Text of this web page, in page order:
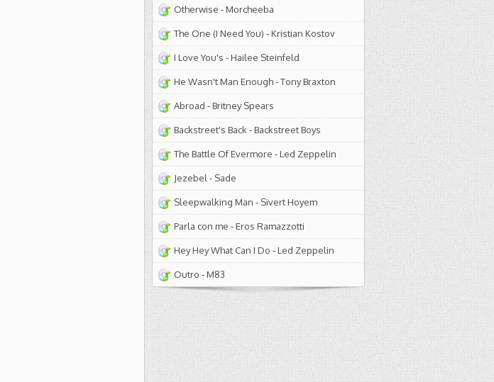
Otherwise -Morcheeba
The One (I Need You) -Kristian Kostov
I Love You's -Hailee Steinfeld
He Wasn't Man Enough-Tony Braxton
Abroad -Britney Spears
Backstreet's Back -Backstreet Boys
The Battle Of Evermore -Led Zeppelin
Jezebel - Sade
Sleepwalking Man - Sivert Hoyem
Parla con me -Eros Ramazzotti
Hey Hey What Can I Do -Led Zeppelin
Outro -M83